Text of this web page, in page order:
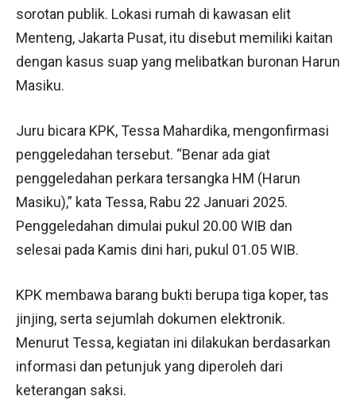
sorotan publik. Lokasi rumah di kawasan elit
Menteng, Jakarta Pusat, itu disebut memiliki kaitan
dengan kasus suap yang melibatkan buronan Harun
Masiku.
Juru bicara KPK, Tessa Mahardika, mengonfirmasi
penggeledahan tersebut. “Benar ada giat
penggeledahan perkara tersangka HM (Harun
Masiku),” kata Tessa, Rabu 22 Januari 2025.
Penggeledahan dimulai pukul 20.00 WIB dan
selesai pada Kamis dini hari, pukul 01.05 WIB.
KPK membawa barang bukti berupa tiga koper, tas
jinjing, serta sejumlah dokumen elektronik.
Menurut Tessa, kegiatan ini dilakukan berdasarkan
informasi dan petunjuk yang diperoleh dari
keterangan saksi.